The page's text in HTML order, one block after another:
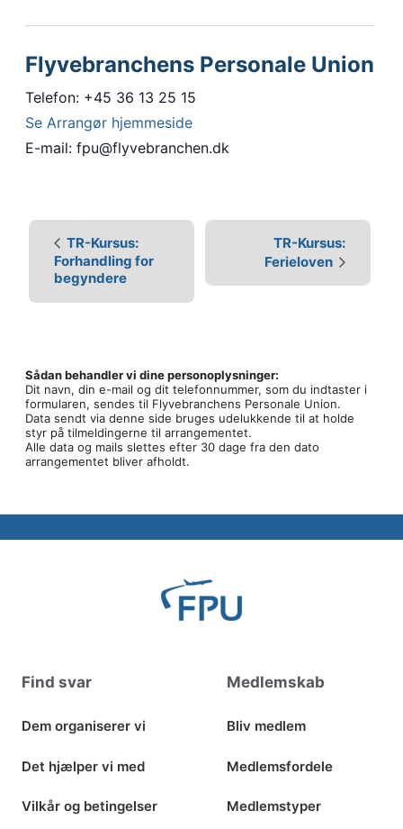
Flyvebranchens Personale Union
Telefon: +45 36 13 25 15
Se Arrangør hjemmeside
E-mail: fpu@flyvebranchen.dk
B
i
n
h
e
d
N
v
i
o
TR-Kursus:
Forhandling for
begyndere
TR-Kursus:
Ferieloven
Sådan behandler vi dine personoplysninger:
Dit navn, din e-mail og dit telefonnummer, som du indtaster i
formularen, sendes til Flyvebranchens Personale Union.
Data sendt via denne side bruges udelukkende til at holde
styr på tilmeldingerne til arrangementet.
Alle data og mails slettes efter 30 dage fra den dato
arrangementet bliver afholdt.
Find svar
Dem organiserer vi
Det hjælper vi med
Vilkår og betingelser
Medlemskab
Bliv medlem
Medlemsfordele
Medlemstyper